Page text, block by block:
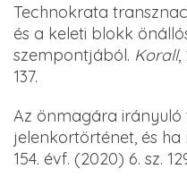
Technokrata
és a keleti blokk
szempontjából. Korall,
137.
Az önmagára irányuló
jelenkortörténet, és ha
154. évf. (2020) 6. sz.